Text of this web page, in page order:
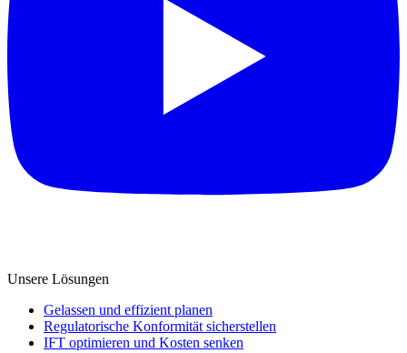
Unsere Lösungen
Gelassen und effizient planen
Regulatorische Konformität sicherstellen
IFT optimieren und Kosten senken